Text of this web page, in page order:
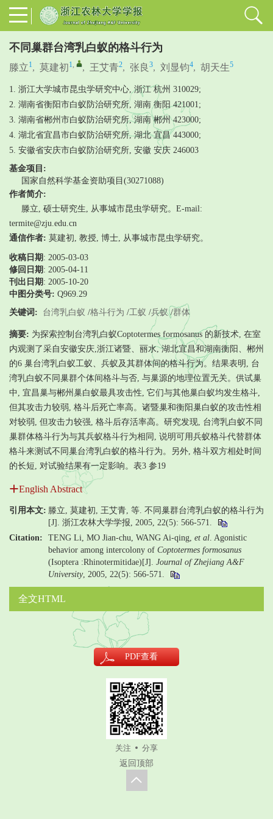
不同巢群台湾乳白蚁的格斗行为
滕立1, 莫建初1, , 王艾青2, 张良 3, 刘显钧4, 胡天生5
1. 浙江大学城市昆虫学研究中心, 浙江 杭州 310029;
2. 湖南省衡阳市白蚁防治研究所, 湖南 衡阳 421001;
3. 湖南省郴州市白蚁防治研究所, 湖南 郴州 423000;
4. 湖北省宜昌市白蚁防治研究所, 湖北 宜昌 443000;
5. 安徽省安庆市白蚁防治研究所, 安徽 安庆 246003
基金项目:
国家自然科学基金资助项目(30271088)
作者简介:
滕立, 硕士研究生, 从事城市昆虫学研究。E-mail:
termite@zju.edu.cn
通信作者: 莫建初, 教授, 博士, 从事城市昆虫学研究。
收稿日期 : 2005-03-03
修回日期 : 2005-04-11
刊出日期 : 2005-10-20
中图分类号: Q969.29
关键词:
台湾乳白蚁 /格斗行为 /工蚁 /兵蚁/群体
摘要: 为探索控制台湾乳白蚁Coptotermes formosanus 的新技术, 在室
内观测了采自安徽安庆,浙江诸暨、丽水, 湖北宜昌和湖南衡阳、郴州
的6 巢台湾乳白蚁工蚁、兵蚁及其群体间的格斗行为。结果表明, 台
湾乳白蚁不同巢群个体间格斗与否, 与巢源的地理位置无关。供试巢
中, 宜昌巢与郴州巢白蚁最具攻击性, 它们与其他巢白蚁均发生格斗,
但其攻击力较弱, 格斗后死亡率高。诸暨巢和衡阳巢白蚁的攻击性相
对较弱, 但攻击力较强, 格斗后存活率高。研究发现, 台湾乳白蚁不同
巢群体格斗行为与其兵蚁格斗行为相同, 说明可用兵蚁格斗代替群体
格斗来测试不同巢台湾乳白蚁的格斗行为。另外, 格斗双方相处时间
的长短, 对试验结果有一定影响。表3 参19
English Abstract
引用本文: 滕立, 莫建初, 王艾青, 等. 不同巢群台湾乳白蚁的格斗行为
[J]. 浙江农林大学学报, 2005, 22(5): 566-571.
Citation:
TENG Li, MO Jian-chu, WANG Ai-qing, et al . Agonistic
behavior among intercolony of Coptotermes formosanus
(Isoptera :Rhinotermitidae)[J]. Journal of Zhejiang A&F
University, 2005, 22(5): 566-571.
全文HTML
PDF查看
关注
分享
返回顶部